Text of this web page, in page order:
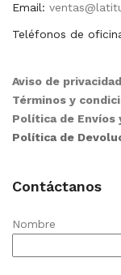
Email:
Teléfonos de
Aviso de privacidad
Términos y
Política de Envíos
Política de
Contáctanos
Nombre